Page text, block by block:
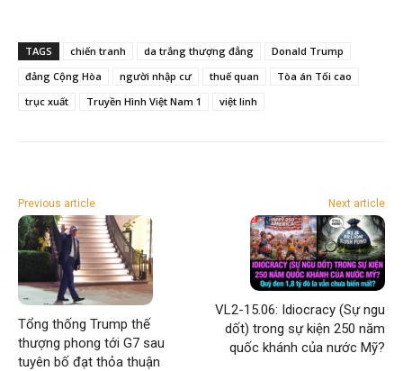
TAGS chiến tranh da trắng thượng đẳng
Donald Trump
đảng Cộng Hòa
người nhập cư thuế quan
Tòa án Tối cao
trục xuất
Truyền Hình Việt Nam 1 việt linh
Previous article
Tổng thống Trump thế
thượng phong tới G7 sau
tuyên bố đạt thỏa thuận
Next article
VL2-15.06: Idiocracy (Sự ngu
dốt) trong sự kiện 250 năm
quốc khánh của nước Mỹ?